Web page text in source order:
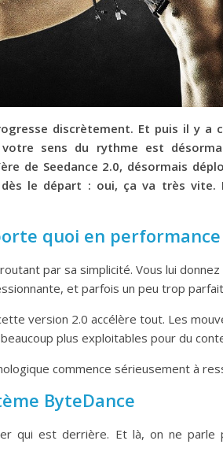
discrètement. Et puis il y a
sens du rythme est
de Seedance 2.0, désormais
le départ : oui, ça va très vite.
quoi en
par sa simplicité. Vous lui
et parfois un peu trop
version 2.0 accélère tout. Les
plus exploitables pour du
commence sérieusement à
ByteDance
qui est derrière. Et là, on ne parle